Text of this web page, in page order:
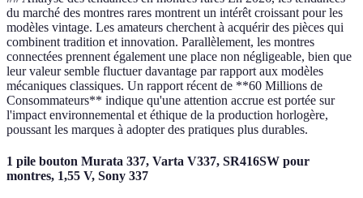
du marché des montres rares montrent un intérêt croissant pour les
modèles vintage. Les amateurs cherchent à acquérir des pièces qui
combinent tradition et innovation. Parallèlement, les montres
connectées prennent également une place non négligeable, bien que
leur valeur semble fluctuer davantage par rapport aux modèles
mécaniques classiques. Un rapport récent de **60 Millions de
Consommateurs** indique qu'une attention accrue est portée sur
l'impact environnemental et éthique de la production horlogère,
poussant les marques à adopter des pratiques plus durables.
1 pile bouton Murata 337, Varta V337, SR416SW pour
montres, 1,55 V, Sony 337